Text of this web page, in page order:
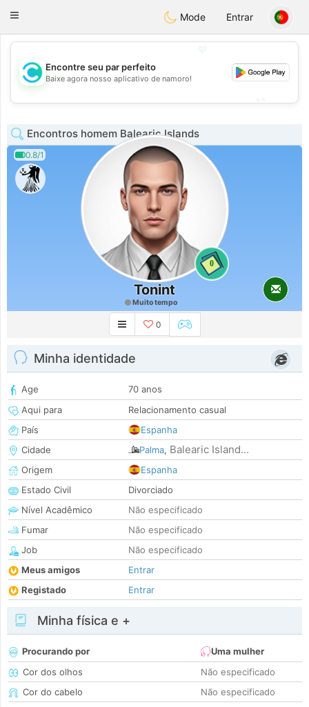
olombiaCitas
Toggle
Mode Entrar
💖
💕
Encontre seu par perfeito
Baixe agora nosso aplicativo de namoro!
Encontros homem Balearic Islands
0.8/1
0
Tonint
Muito tempo
0
Minha identidade
Age
70 anos
Aqui para
Relacionamento casual
País
Espanha
Cidade
Palma, Balearic Island...
Origem
Espanha
Estado Civil
Divorciado
Nível Acadêmico
Não especificado
Fumar
Não especificado
Job
Não especificado
Meus amigos
Entrar
Registado
Entrar
Minha física e +
Procurando por
Uma mulher
Cor dos olhos
Não especificado
Cor do cabelo
Não especificado